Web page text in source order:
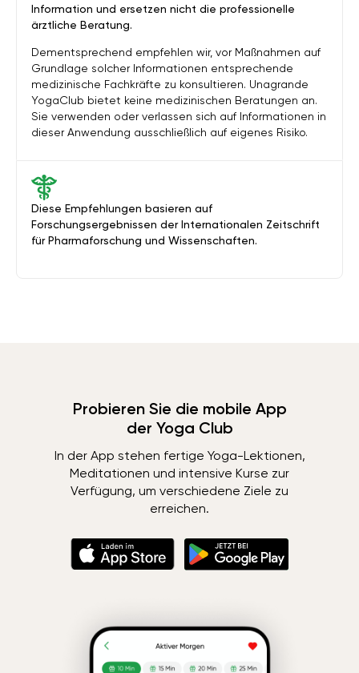
Diese Empfehlungen basieren auf
Forschungsergebnissen der Internationalen Zeitschrift
für Pharmaforschung und Wissenschaften.
Information und ersetzen nicht die professionelle
ärztliche Beratung.
Dementsprechend empfehlen wir, vor Maßnahmen auf
Grundlage solcher Informationen entsprechende
medizinische Fachkräfte zu konsultieren. Unagrande
YogaClub bietet keine medizinischen Beratungen an.
Sie verwenden oder verlassen sich auf Informationen in
dieser Anwendung ausschließlich auf eigenes Risiko.
Probieren Sie die mobile App
der Yoga Club
In der App stehen fertige Yoga-Lektionen,
Meditationen und intensive Kurse zur
Verfügung, um verschiedene Ziele zu
erreichen.